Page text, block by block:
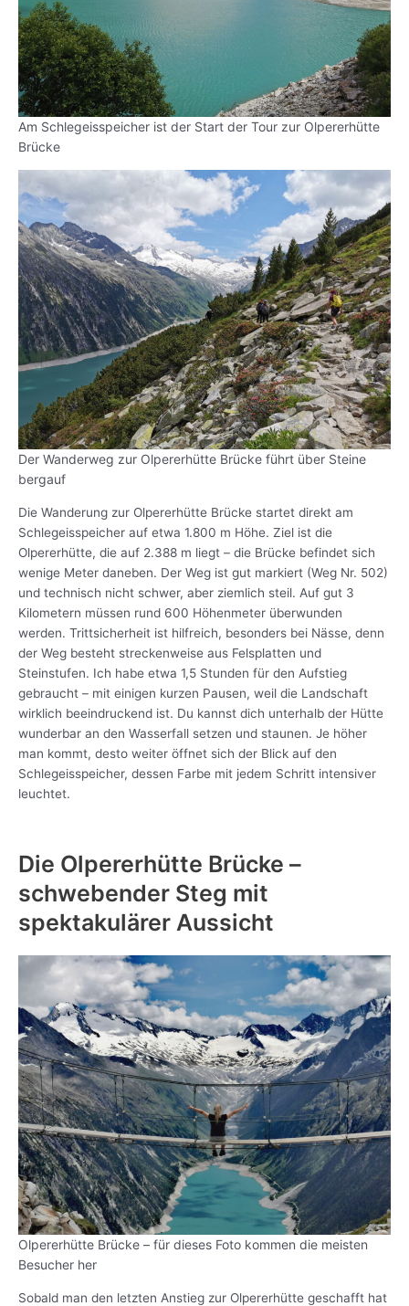
Am Schlegeisspeicher ist der Start der Tour zur Olpererhütte
Brücke
Der Wanderweg zur Olpererhütte Brücke führt über Steine
bergauf
Die Wanderung zur Olpererhütte Brücke startet direkt am
Schlegeisspeicher auf etwa 1.800 m Höhe. Ziel ist die
Olpererhütte, die auf 2.388 m liegt – die Brücke befindet sich
wenige Meter daneben. Der Weg ist gut markiert (Weg Nr. 502)
und technisch nicht schwer, aber ziemlich steil. Auf gut 3
Kilometern müssen rund 600 Höhenmeter überwunden
werden. Trittsicherheit ist hilfreich, besonders bei Nässe, denn
der Weg besteht streckenweise aus Felsplatten und
Steinstufen. Ich habe etwa 1,5 Stunden für den Aufstieg
gebraucht – mit einigen kurzen Pausen, weil die Landschaft
wirklich beeindruckend ist. Du kannst dich unterhalb der Hütte
wunderbar an den Wasserfall setzen und staunen. Je höher
man kommt, desto weiter öffnet sich der Blick auf den
Schlegeisspeicher, dessen Farbe mit jedem Schritt intensiver
leuchtet.
Die Olpererhütte Brücke –
schwebender Steg mit
spektakulärer Aussicht
Olpererhütte Brücke – für dieses Foto kommen die meisten
Besucher her
Sobald man den letzten Anstieg zur Olpererhütte geschafft hat